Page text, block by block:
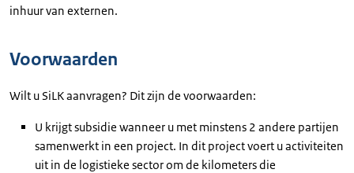
inhuur van externen.
Voorwaarden
Wilt u SiLK aanvragen? Dit zijn de voorwaarden:
U krijgt subsidie wanneer u met minstens 2 andere partijen
samenwerkt in een project. In dit project voert u activiteiten
uit in de logistieke sector om de kilometers die